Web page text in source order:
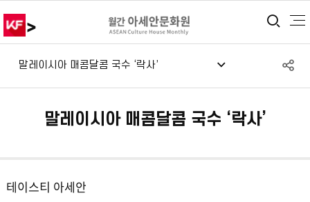
> 통
말레이시아 매콤달콤 국수 ‘락사’
말레이시아 매콤달콤 국수 ‘락사’
테이스티 아세안